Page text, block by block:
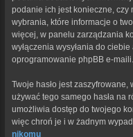
podanie ich jest konieczne, czy
wybrania, które informacje o
więcej, w panelu zarządzania
wyłączenia wysyłania do
oprogramowanie phpBB e-maili.
Twoje hasło jest
używać tego samego hasła na
umożliwia dostęp do twojego
więc chroń je i w żadnym
nikomu